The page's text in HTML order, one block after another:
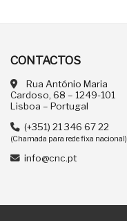
CONTACTOS
Rua António Maria
Cardoso, 68 – 1249-101
Lisboa – Portugal
(+351) 21 346 67 22
(Chamada para rede fixa nacional)
info@cnc.pt